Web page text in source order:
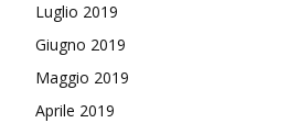
Luglio 2019
Giugno 2019
Maggio 2019
Aprile 2019